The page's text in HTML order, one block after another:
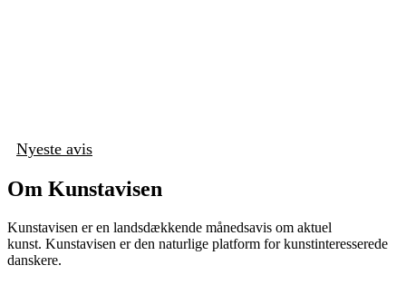
Nyeste avis
Om Kunstavisen
Kunstavisen er en landsdækkende månedsavis om aktuel
kunst. Kunstavisen er den naturlige platform for kunstinteresserede
danskere.